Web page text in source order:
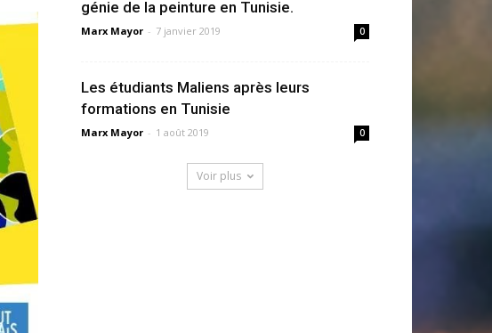
génie de la peinture en Tunisie.
Marx Mayor - 7 janvier 2019 0
Les étudiants Maliens après leurs
formations en Tunisie
Marx Mayor - 1 août 2019 0
Voir plus